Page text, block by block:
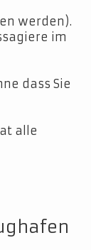
werden).
im
dass Sie
alle